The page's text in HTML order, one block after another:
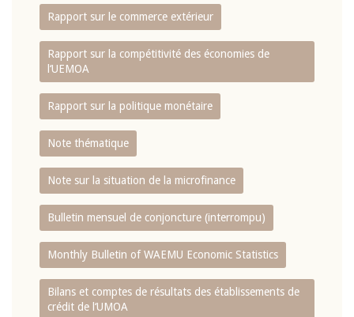
Rapport sur le commerce extérieur
Rapport sur la compétitivité des économies de
l‘UEMOA
Rapport sur la politique monétaire
Note thématique
Note sur la situation de la microfinance
Bulletin mensuel de conjoncture (interrompu)
Monthly Bulletin of WAEMU Economic Statistics
Bilans et comptes de résultats des établissements de
crédit de l‘UMOA